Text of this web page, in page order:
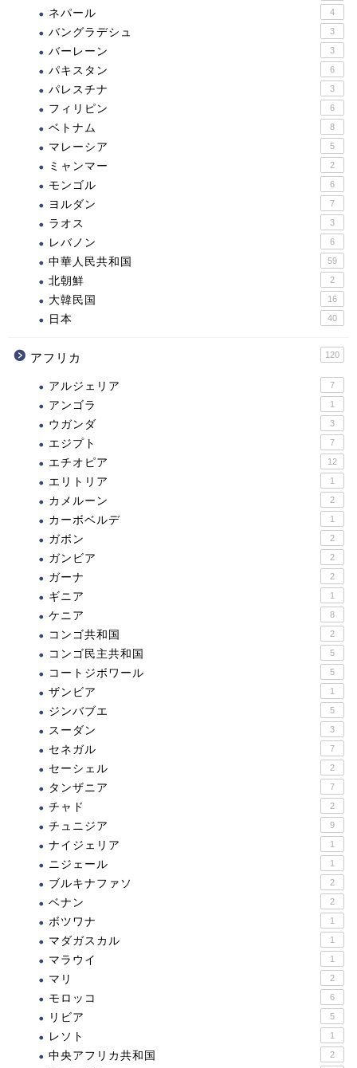
ネパール
4
バングラデシュ 3
バーレーン 3
パキスタン 6
パレスチナ 3
フィリピン 6
ベトナム 8
マレーシア 5
ミャンマー 2
モンゴル 6
ヨルダン 7
ラオス 3
レバノン 6
中華人民共和国 59
北朝鮮 2
大韓民国 16
日本 40
アフリカ 120
アルジェリア 7
アンゴラ 1
ウガンダ 3
エジプト 7
エチオピア 12
エリトリア 1
カメルーン 2
カーボベルデ 1
ガボン 2
ガンビア 2
ガーナ 2
ギニア 1
ケニア 8
コンゴ共和国 2
コンゴ民主共和国 5
コートジボワール 5
ザンビア 1
ジンバブエ 5
スーダン 3
セネガル 7
セーシェル 2
タンザニア 7
チャド 2
チュニジア 9
ナイジェリア 1
ニジェール 1
ブルキナファソ 2
ベナン 2
ボツワナ 1
マダガスカル 1
マラウイ 1
マリ 2
モロッコ 6
リビア 5
レソト 1
中央アフリカ共和国 2